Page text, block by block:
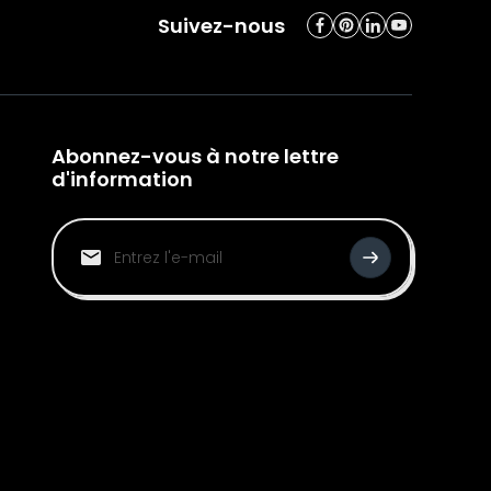
Suivez-nous
Abonnez-vous à notre lettre
d'information